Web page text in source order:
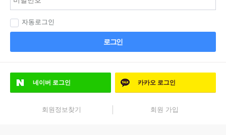
자동로그인
로그인
네이버 로그인 카카오 로그인
회원정보찾기 회원 가입